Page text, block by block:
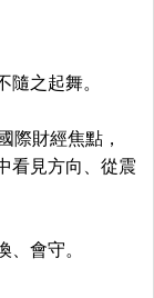
之起舞。
際財經焦點，
看見方向、從震
會守。